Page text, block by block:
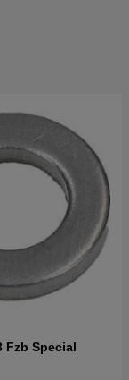
Fzb Special